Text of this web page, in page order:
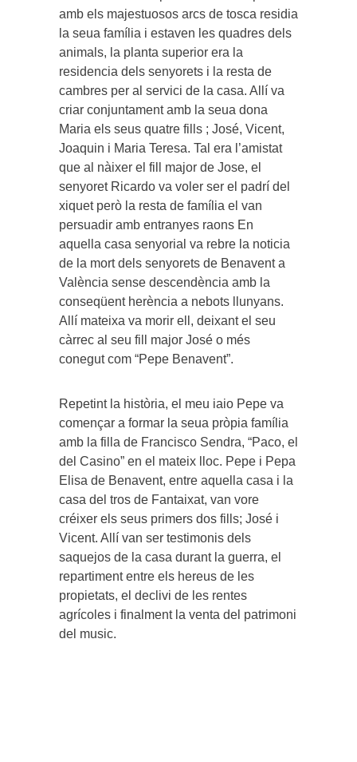
amb els majestuosos arcs de tosca residia
la seua família i estaven les quadres dels
animals, la planta superior era la
residencia dels senyorets i la resta de
cambres per al servici de la casa. Allí va
criar conjuntament amb la seua dona
Maria els seus quatre fills ; José, Vicent,
Joaquin i Maria Teresa. Tal era l’amistat
que al nàixer el fill major de Jose, el
senyoret Ricardo va voler ser el padrí del
xiquet però la resta de família el van
persuadir amb entranyes raons En
aquella casa senyorial va rebre la noticia
de la mort dels senyorets de Benavent a
València sense descendència amb la
conseqüent herència a nebots llunyans.
Allí mateixa va morir ell, deixant el seu
càrrec al seu fill major José o més
conegut com “Pepe Benavent”.
Repetint la història, el meu iaio Pepe va
començar a formar la seua pròpia família
amb la filla de Francisco Sendra, “Paco, el
del Casino” en el mateix lloc. Pepe i Pepa
Elisa de Benavent, entre aquella casa i la
casa del tros de Fantaixat, van vore
créixer els seus primers dos fills; José i
Vicent. Allí van ser testimonis dels
saquejos de la casa durant la guerra, el
repartiment entre els hereus de les
propietats, el declivi de les rentes
agrícoles i finalment la venta del patrimoni
del music.